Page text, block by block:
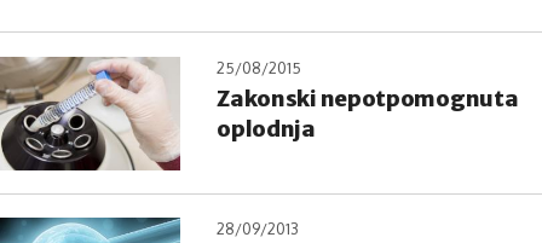
25/08/2015
Zakonski nepotpomognuta
oplodnja
28/09/2013